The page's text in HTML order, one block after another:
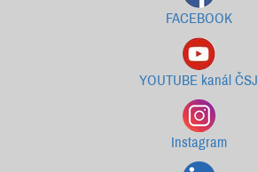
FACEBOOK
YOUTUBE kanál ČSJ
Instagram